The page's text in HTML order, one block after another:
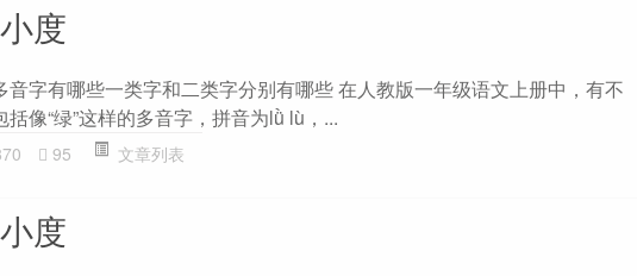
度
音字有哪些一类字和二类字分别有哪些 在人教版一年级语文上册中，有不
像“绿”这样的多音字，拼音为lǜ lù，...
95 文章列表
度